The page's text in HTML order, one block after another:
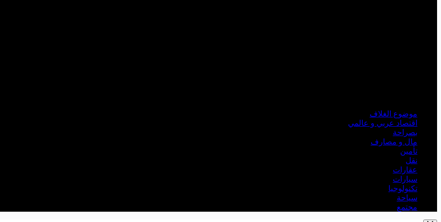
موضوع الغلاف
اقتصاد عربي و عالمي
بصراحة
مال و مصارف
تأمين
نقل
عقارات
سيارات
تكنولوجيا
سياحة
مجتمع